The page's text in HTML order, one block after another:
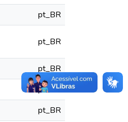
pt_BR
pt_BR
pt_BR
pt_BR
pt_BR